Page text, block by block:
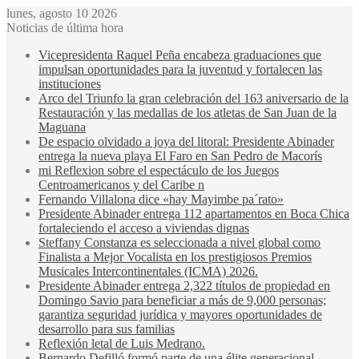
lunes, agosto 10 2026
Noticias de última hora
Vicepresidenta Raquel Peña encabeza graduaciones que
impulsan oportunidades para la juventud y fortalecen las
instituciones
Arco del Triunfo la gran celebración del 163 aniversario de la
Restauración y las medallas de los atletas de San Juan de la
Maguana
De espacio olvidado a joya del litoral: Presidente Abinader
entrega la nueva playa El Faro en San Pedro de Macorís
mi Reflexion sobre el espectáculo de los Juegos
Centroamericanos y del Caribe n
Fernando Villalona dice «hay Mayimbe pa´rato»
Presidente Abinader entrega 112 apartamentos en Boca Chica
fortaleciendo el acceso a viviendas dignas
Steffany Constanza es seleccionada a nivel global como
Finalista a Mejor Vocalista en los prestigiosos Premios
Musicales Intercontinentales (ICMA) 2026.
Presidente Abinader entrega 2,322 títulos de propiedad en
Domingo Savio para beneficiar a más de 9,000 personas;
garantiza seguridad jurídica y mayores oportunidades de
desarrollo para sus familias
Reflexión letal de Luis Medrano.